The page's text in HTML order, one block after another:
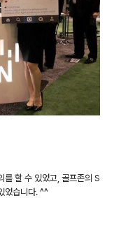
를 할 수 있었고, 골프존의 S
었습니다. ^^